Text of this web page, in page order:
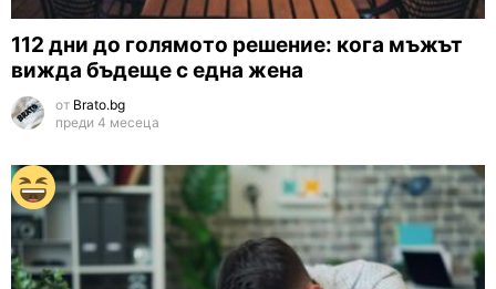
112 дни до голямото решение: кога мъжът
вижда бъдеще с една жена
от Brato.bg
преди 4 месеца